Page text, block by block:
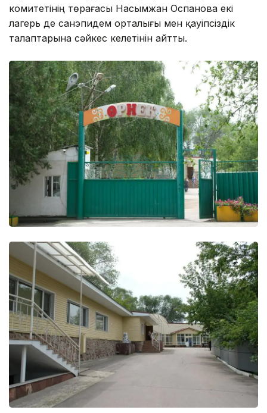
комитетінің төрағасы Насымжан Оспанова екі
лагерь де санэпидем орталығы мен қауіпсіздік
талаптарына сәйкес келетінін айтты.